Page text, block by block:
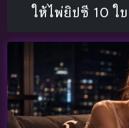
ให้ไพ่ยิปซี 10 ใ